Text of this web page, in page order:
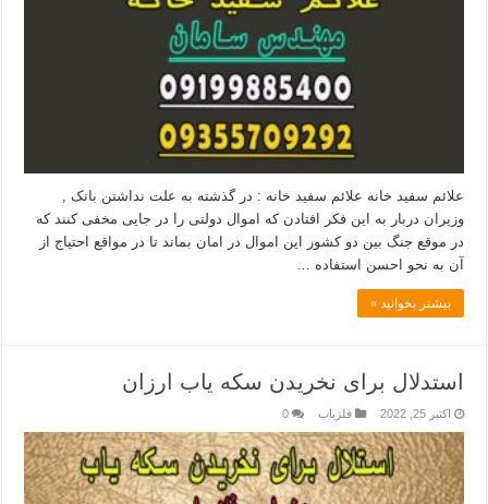
علائم سفید خانه علائم سفید خانه : در گذشته به علت نداشتن بانک ,
وزیران دربار به این فکر افتادن که اموال دولتی را در جایی مخفی کنند که
در موقع جنگ بین دو کشور این اموال در امان بماند تا در مواقع احتیاج از
آن به نحو احسن استفاده …
بیشتر بخوانید »
استدلال برای نخریدن سکه یاب ارزان
اکتبر 25, 2022 فلزیاب 0